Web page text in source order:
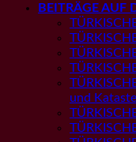
BEITRÄGE AUF
und